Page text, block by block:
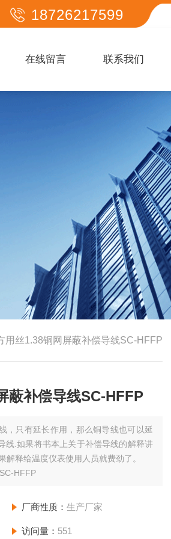
18726217599
在线留言 联系我们
用丝1.38铜网屏蔽补偿导线SC-HFFP
蔽补偿导线SC-HFFP
，只有延长作用，那么铜导线也可以延
线.如果将书本上关于补偿导线的解释讲
释给温度仪表使用人员就费劲了。
HFFP
厂商性质： 生产厂家
访问量： 551